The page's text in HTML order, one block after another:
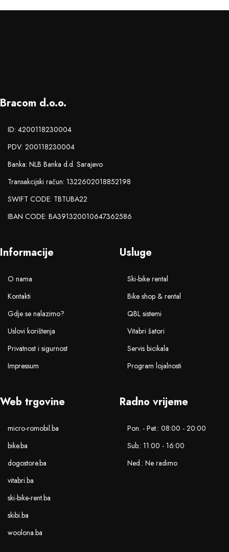
Bracom d.o.o.
ID: 4200118230004
PDV: 200118230004
Banka: NLB Banka d.d. Sarajevo
Transakcijski račun: 1322602018852198
SWIFT CODE: TBTUBA22
IBAN CODE: BA391320010647362586
Informacije
O nama
Kontakti
Gdje se nalazimo?
Uslovi korištenja
Privatnost i sigurnost
Impressum
Usluge
Ski-bike rental
Bike shop & rental
QBL sistemi
Vitabri šatori
Servis bicikala
Program lojalnosti
Web trgovine
micro-romobil.ba
bike.ba
dogostore.ba
vitabri.ba
ski-bike-rent.ba
skibi.ba
woolona.ba
Radno vrijeme
Pon. - Pet.: 08:00 - 20:00
Sub.: 11:00 - 16:00
Ned.: Ne radimo